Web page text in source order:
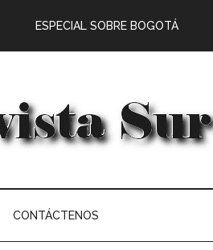
ESPECIAL SOBRE BOGOTÁ
CONTÁCTENOS